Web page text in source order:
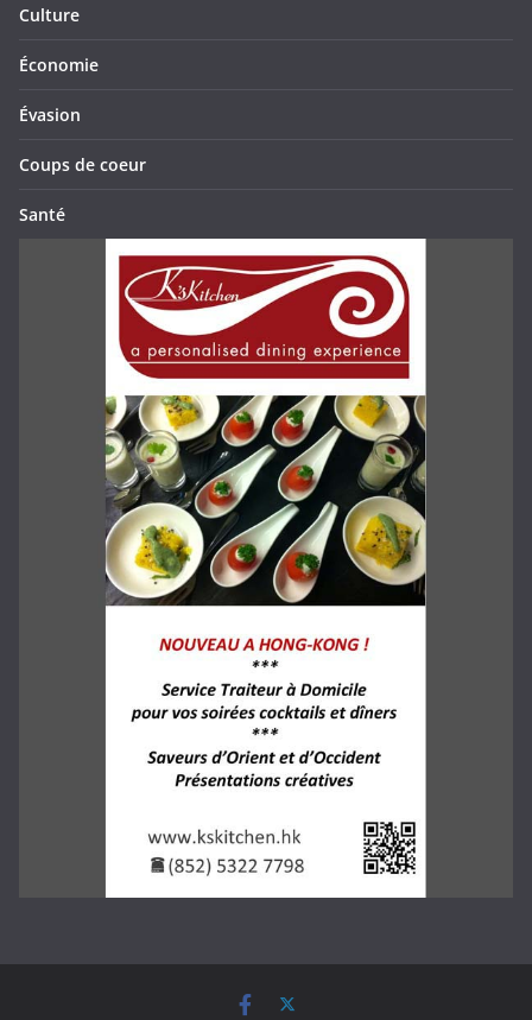
Culture
Économie
Évasion
Coups de coeur
Santé